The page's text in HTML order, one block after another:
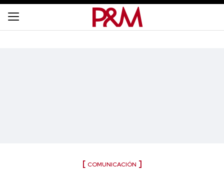
COMUNICACIÓN